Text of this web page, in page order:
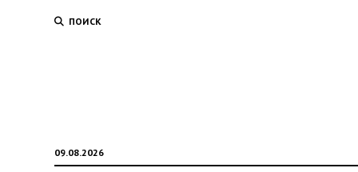
ПОИСК
09.08.2026